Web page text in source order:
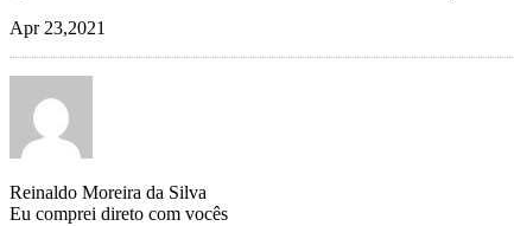
Apr 23,2021
Reinaldo Moreira da Silva
Eu comprei direto com vocês